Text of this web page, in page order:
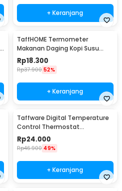
+ Keranjang
TaffHOME Termometer
Makanan Daging Kopi Susu
Analog Single Probe - D9144
Rp18.300
Rp37.900 52%
+ Keranjang
Taffware Digital Temperature
Control Thermostat
Microcomputer 220V - XH-
W3001
Rp24.000
Rp46.900 49%
+ Keranjang